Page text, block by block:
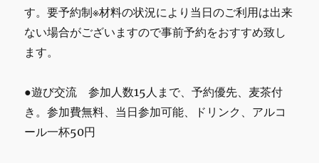
す。要予約制※材料の状況により当日のご利用は出来
ない場合がございますので事前予約をおすすめ致し
ます。
●遊び交流 参加人数15人まで、予約優先、麦茶付
き。参加費無料、当日参加可能、ドリンク、アルコ
ール一杯50円